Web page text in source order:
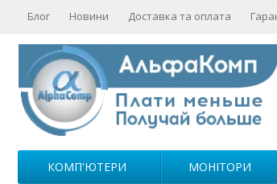
Блог Новини Доставка та оплата
КОМП'ЮТЕРИ МОНІТОРИ